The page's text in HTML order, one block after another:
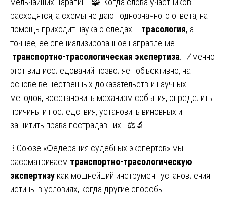
расходятся, а схемы не дают однозначного ответа, на
помощь приходит наука о следах – трасология, а
точнее, ее специализированное направление –
транспортно-трасологическая экспертиза. Именно
этот вид исследований позволяет объективно, на
основе вещественных доказательств и научных
методов, восстановить механизм события, определить
причины и последствия, установить виновных и
защитить права пострадавших. ⚖️🔬
В Союзе «Федерация судебных экспертов» мы
рассматриваем транспортно-трасологическую
экспертизу как мощнейший инструмент установления
истины в условиях, когда другие способы